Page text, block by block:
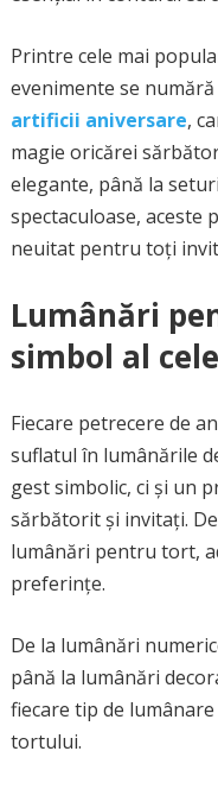
Printre cele mai
evenimente se
artificii aniversare,
magie oricărei
elegante, până la
spectaculoase, aceste
neuitat pentru toți
Lumânări
simbol al
Fiecare petrecere de
suflatul în lumânările
gest simbolic, ci și un
sărbătorit și invitați.
lumânări pentru tort,
preferințe.
De la lumânări
până la lumânări
fiecare tip de
tortului.